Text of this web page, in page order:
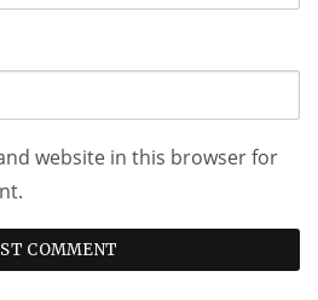
website in this browser for